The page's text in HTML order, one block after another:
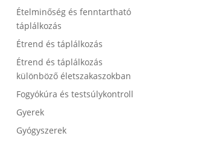
Ételminőség és fenntartható
táplálkozás
Étrend és táplálkozás
Étrend és táplálkozás
különböző életszakaszokban
Fogyókúra és testsúlykontroll
Gyerek
Gyógyszerek